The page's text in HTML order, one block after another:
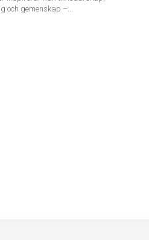
och gemenskap –...